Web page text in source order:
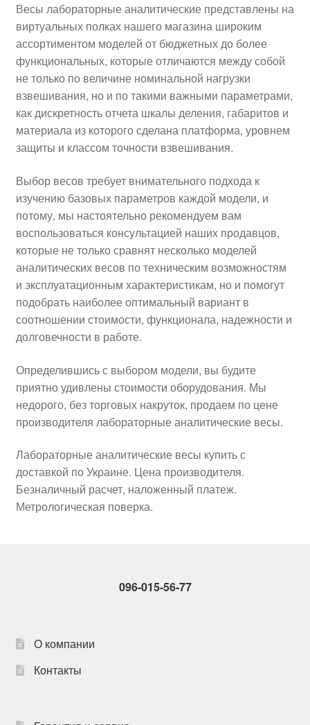
Весы лабораторные аналитические представлены на
виртуальных полках нашего магазина широким
ассортиментом моделей от бюджетных до более
функциональных, которые отличаются между собой
не только по величине номинальной нагрузки
взвешивания, но и по такими важными параметрами,
как дискретность отчета шкалы деления, габаритов и
материала из которого сделана платформа, уровнем
защиты и классом точности взвешивания.
Выбор весов требует внимательного подхода к
изучению базовых параметров каждой модели, и
потому, мы настоятельно рекомендуем вам
воспользоваться консультацией наших продавцов,
которые не только сравнят несколько моделей
аналитических весов по техническим возможностям
и эксплуатационным характеристикам, но и помогут
подобрать наиболее оптимальный вариант в
соотношении стоимости, функционала, надежности и
долговечности в работе.
Определившись с выбором модели, вы будите
приятно удивлены стоимости оборудования. Мы
недорого, без торговых накруток, продаем по цене
производителя лабораторные аналитические весы.
Лабораторные аналитические весы купить с
доставкой по Украине. Цена производителя.
Безналичный расчет, наложенный платеж.
Метрологическая поверка.
096-015-56-77
О компании
Контакты